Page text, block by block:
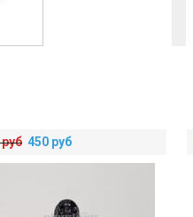
руб 450 руб